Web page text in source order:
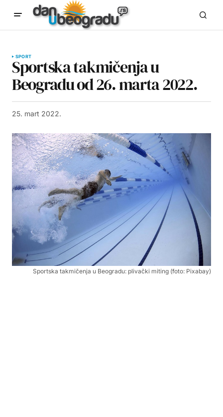
SPORT
Sportska takmičenja u
Beogradu od 26. marta 2022.
25. mart 2022.
Sportska takmičenja u Beogradu: plivački miting (foto: Pixabay)